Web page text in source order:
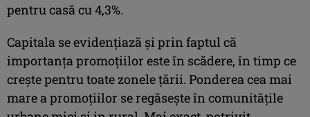
pentru casă cu 4,3%.
Capitala se evidențiază și prin faptul că
importanța promoțiilor este în scădere, în timp ce
crește pentru toate zonele țării. Ponderea cea mai
mare a promoțiilor se regăsește în comunitățile